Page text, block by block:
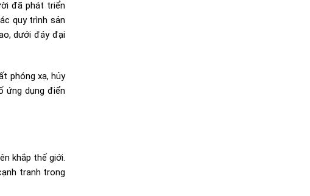
đã phát triển
quy trình sản
dưới đáy đại
phóng xạ, hủy
ứng dụng điển
khắp thế giới.
tranh trong